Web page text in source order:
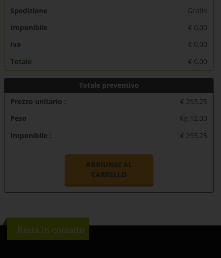
Spedizione
Gratis
Imponibile
€ 0,00
Iva
€ 0,00
Totale
€ 0,00
Totale preventivo
Prezzo unitario :
€ 293,25
Peso
Kg 12,00
Imponibile :
€ 293,25
AGGIUNGI AL
CARRELLO
Resta in contatto